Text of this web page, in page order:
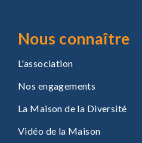
Nous connaître
L'association
Nos engagements
La Maison de la Diversité
Vidéo de la Maison